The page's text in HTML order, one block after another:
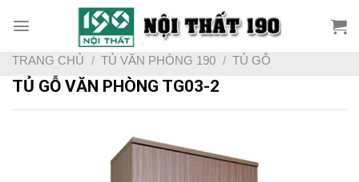
TRANG CHỦ / TỦ VĂN PHÒNG 190 / TỦ GỖ
TỦ GỖ VĂN PHÒNG TG03-2